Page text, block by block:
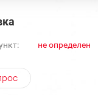
не определен